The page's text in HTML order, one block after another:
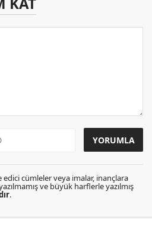
edici cümleler veya imalar, inançlara
ve büyük harflerle yazılmış
.